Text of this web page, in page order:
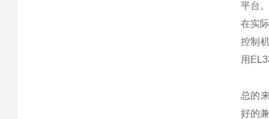
平台
在实
控制
用
总的
好的